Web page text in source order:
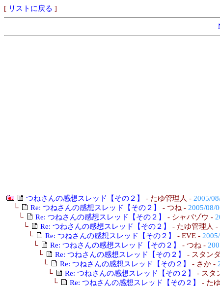
[ リストに戻る ]
つねさんの感想スレッド【その２】 - たゆ管理人 - 2005/
└
Re: つねさんの感想スレッド【その２】 - つね - 2005/08/
└
Re: つねさんの感想スレッド【その２】 - シャバゾウ -
└
Re: つねさんの感想スレッド【その２】
- たゆ管理人 -
└
Re: つねさんの感想スレッド【その２】 - EVE -
└
Re: つねさんの感想スレッド【その２】 - つね -
└
Re: つねさんの感想スレッド【その２】
- スタン
└
Re: つねさんの感想スレッド【その２】 - さか -
└
Re: つねさんの感想スレッド【その２】
- スタ
└
Re: つねさんの感想スレッド【その２】
- た